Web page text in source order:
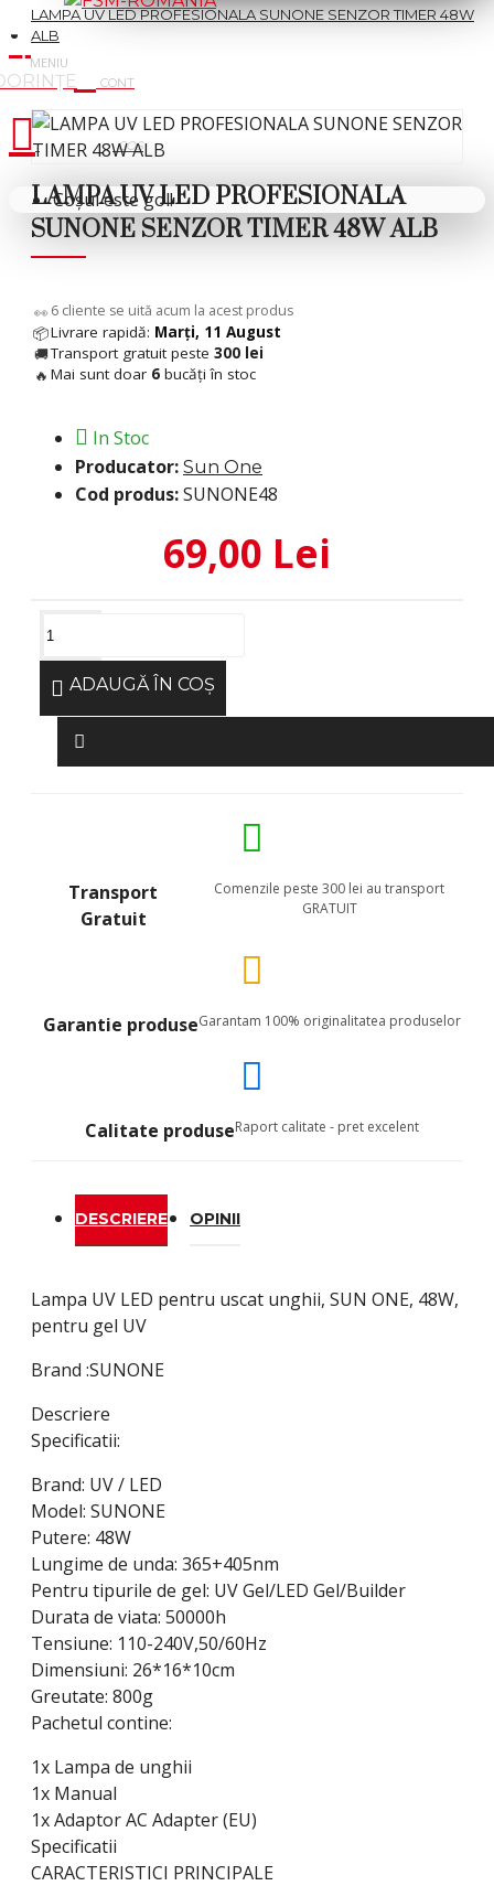
Cosul tau
Coșul este gol!
LAMPA UV LED PROFESIONALA SUNONE SENZOR TIMER 48W
ALB
LAMPA UV LED PROFESIONALA
SUNONE SENZOR TIMER 48W ALB
👀 9 cliente se uită acum la acest produs
📦Livrare rapidă: Marți, 11 August
🚚Transport gratuit peste 300 lei
🔥 Mai sunt doar 6 bucăți în stoc
In Stoc
Producator: Sun One
Cod produs:SUNONE48
69,00 Lei
ADAUGĂ ÎN COŞ
Transport
Gratuit
Comenzile peste 300 lei au transport
GRATUIT
Garantie produseGarantam 100% originalitatea produselor
Calitate produseRaport calitate - pret excelent
DESCRIERE OPINII
Lampa UV LED pentru uscat unghii, SUN ONE, 48W,
pentru gel UV
Brand :SUNONE
Descriere
Specificatii:
Brand: UV / LED
Model: SUNONE
Putere: 48W
Lungime de unda: 365+405nm
Pentru tipurile de gel: UV Gel/LED Gel/Builder
Durata de viata: 50000h
Tensiune: 110-240V,50/60Hz
Dimensiuni: 26*16*10cm
Greutate: 800g
Pachetul contine:
1x Lampa de unghii
1x Manual
1x Adaptor AC Adapter (EU)
Specificatii
CARACTERISTICI PRINCIPALE